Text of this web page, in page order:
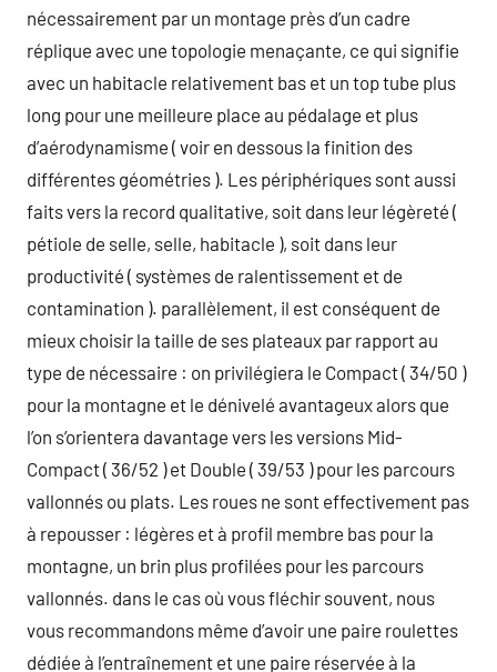
nécessairement par un montage près d’un cadre
réplique avec une topologie menaçante, ce qui signifie
avec un habitacle relativement bas et un top tube plus
long pour une meilleure place au pédalage et plus
d’aérodynamisme ( voir en dessous la finition des
différentes géométries ). Les périphériques sont aussi
faits vers la record qualitative, soit dans leur légèreté (
pétiole de selle, selle, habitacle ), soit dans leur
productivité ( systèmes de ralentissement et de
contamination ). parallèlement, il est conséquent de
mieux choisir la taille de ses plateaux par rapport au
type de nécessaire : on privilégiera le Compact ( 34/50 )
pour la montagne et le dénivelé avantageux alors que
l’on s’orientera davantage vers les versions Mid-
Compact ( 36/52 ) et Double ( 39/53 ) pour les parcours
vallonnés ou plats. Les roues ne sont effectivement pas
à repousser : légères et à profil membre bas pour la
montagne, un brin plus profilées pour les parcours
vallonnés. dans le cas où vous fléchir souvent, nous
vous recommandons même d’avoir une paire roulettes
dédiée à l’entraînement et une paire réservée à la